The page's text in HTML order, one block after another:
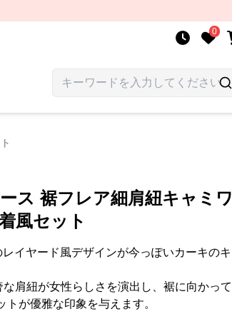
0
ス 裾フレア細肩紐キャミワ
風セット
イヤード風デザインが今っぽいカーキのキ
肩紐が女性らしさを演出し、裾に向かって
トが優雅な印象を与えます。